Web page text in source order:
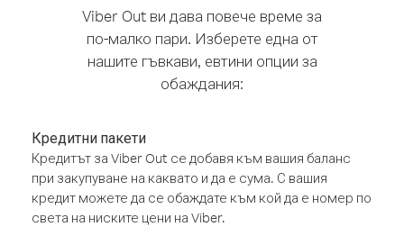
Viber Out ви дава повече време за
по-малко пари. Изберете една от
нашите гъвкави, евтини опции за
обаждания:
Кредитни пакети
Кредитът за Viber Out се добавя към вашия баланс
при закупуване на каквато и да е сума. С вашия
кредит можете да се обаждате към кой да е номер по
света на ниските цени на Viber.